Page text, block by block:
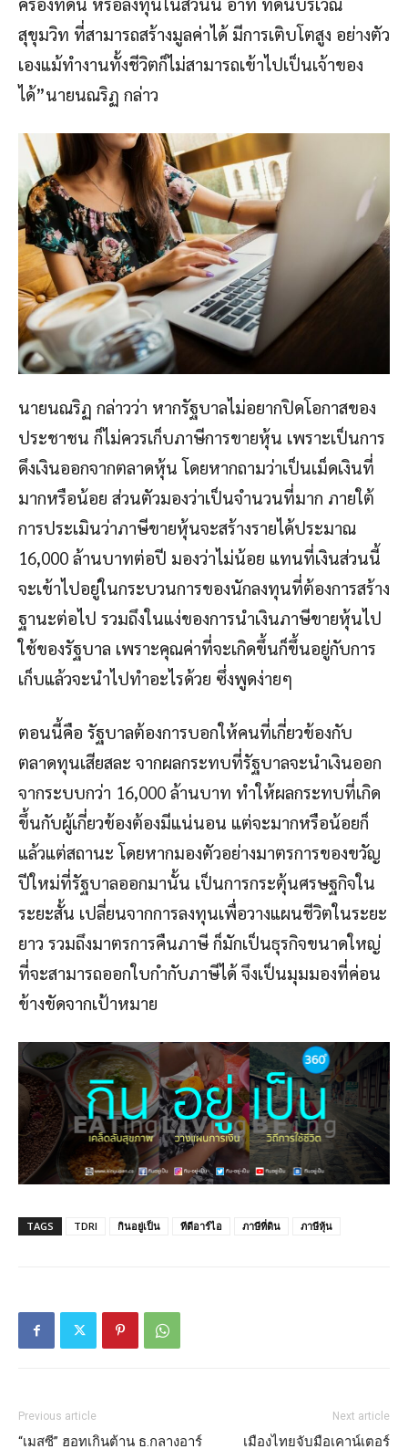
สุขุมวิท ที่สามารถสร้างมูลค่าได้ มีการเติบโตสูง อย่างตัว
เองแม้ทำงานทั้งชีวิตก็ไม่สามารถเข้าไปเป็นเจ้าของ
ได้”นายนณริฏ กล่าว
นายนณริฏ กล่าวว่า หากรัฐบาลไม่อยากปิดโอกาสของ
ประชาชน ก็ไม่ควรเก็บภาษีการขายหุ้น เพราะเป็นการ
ดึงเงินออกจากตลาดหุ้น โดยหากถามว่าเป็นเม็ดเงินที่
มากหรือน้อย ส่วนตัวมองว่าเป็นจำนวนที่มาก ภายใต้
การประเมินว่าภาษีขายหุ้นจะสร้างรายได้ประมาณ
16,000 ล้านบาทต่อปี มองว่าไม่น้อย แทนที่เงินส่วนนี้
จะเข้าไปอยู่ในกระบวนการของนักลงทุนที่ต้องการสร้าง
ฐานะต่อไป รวมถึงในแง่ของการนำเงินภาษีขายหุ้นไป
ใช้ของรัฐบาล เพราะคุณค่าที่จะเกิดขึ้นก็ขึ้นอยู่กับการ
เก็บแล้วจะนำไปทำอะไรด้วย ซึ่งพูดง่ายๆ
ตอนนี้คือ รัฐบาลต้องการบอกให้คนที่เกี่ยวข้องกับ
ตลาดทุนเสียสละ จากผลกระทบที่รัฐบาลจะนำเงินออก
จากระบบกว่า 16,000 ล้านบาท ทำให้ผลกระทบที่เกิด
ขึ้นกับผู้เกี่ยวข้องต้องมีแน่นอน แต่จะมากหรือน้อยก็
แล้วแต่สถานะ โดยหากมองตัวอย่างมาตรการของขวัญ
ปีใหม่ที่รัฐบาลออกมานั้น เป็นการกระตุ้นศรษฐกิจใน
ระยะสั้น เปลี่ยนจากการลงทุนเพื่อวางแผนชีวิตในระยะ
ยาว รวมถึงมาตรการคืนภาษี ก็มักเป็นธุรกิจขนาดใหญ่
ที่จะสามารถออกใบกำกับภาษีได้ จึงเป็นมุมมองที่ค่อน
ข้างขัดจากเป้าหมาย
TAGS TDRI กินอยู่เป็น ทีดีอาร์ไอ ภาษีที่ดิน ภาษีหุ้น
Previous article
“เมสซี” ฮอทเกินต้าน ธ.กลางอาร์
Next article
เมืองไทยจับมือเคาน์เตอร์